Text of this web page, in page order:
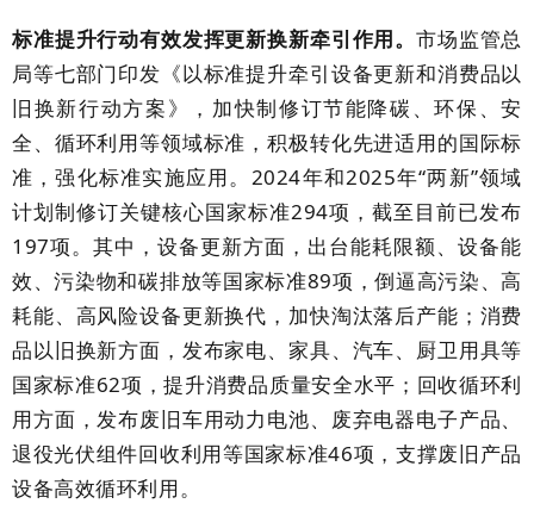
标准提升行动有效发挥更新换新牵引作用。市场监管总
局等七部门印发《以标准提升牵引设备更新和消费品以
旧换新行动方案》，加快制修订节能降碳、环保、安
全、循环利用等领域标准，积极转化先进适用的国际标
准，强化标准实施应用。 2024年和2025年“两新”领域
计划制修订关键核心国家标准294项，截至目前已发布
197项。其中，设备更新方面，出台能耗限额、设备能
效、污染物和碳排放等国家标准89项，倒逼高污染、高
耗能、高风险设备更新换代，加快淘汰落后产能；消费
品以旧换新方面，发布家电、家具、汽车、厨卫用具等
国家标准62项，提升消费品质量安全水平；回收循环利
用方面，发布废旧车用动力电池、废弃电器电子产品、
退役光伏组件回收利用等国家标准46项，支撑废旧产品
设备高效循环利用。